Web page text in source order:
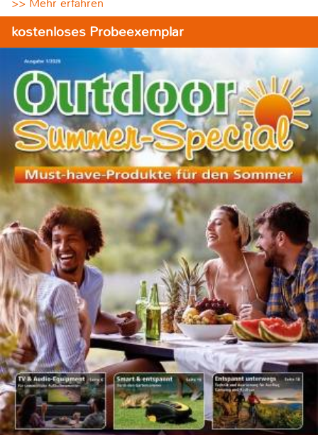
>> Mehr erfahren
kostenloses Probeexemplar